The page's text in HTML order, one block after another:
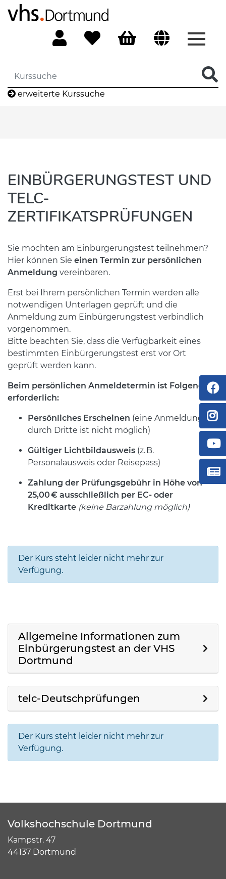
erweiterte Kurssuche
EINBÜRGERUNGSTEST UND
TELC-
ZERTIFIKATSPRÜFUNGEN
Sie möchten am Einbürgerungstest teilnehmen?
Hier können Sie einen Termin zur persönlichen
Anmeldung vereinbaren.
Erst bei Ihrem persönlichen Termin werden alle
notwendigen Unterlagen geprüft und die
Anmeldung zum Einbürgerungstest verbindlich
vorgenommen.
Bitte beachten Sie, dass die Verfügbarkeit eines
bestimmten Einbürgerungstest erst vor Ort
geprüft werden kann.
Beim persönlichen Anmeldetermin ist Folgendes
erforderlich:
Persönliches Erscheinen (eine Anmeldung
durch Dritte ist nicht möglich)
Gültiger Lichtbildausweis (z. B.
Personalausweis oder Reisepass)
Zahlung der Prüfungsgebühr in Höhe von
25,00€ ausschließlich per EC- oder
Kreditkarte (keine Barzahlung möglich)
Der Kurs steht leider nicht mehr zur
Verfügung.
Allgemeine Informationen zum
Einbürgerungstest an der VHS
Dortmund
telc-Deutschprüfungen
Der Kurs steht leider nicht mehr zur
Verfügung.
Volkshochschule Dortmund
Kampstr. 47
44137 Dortmund